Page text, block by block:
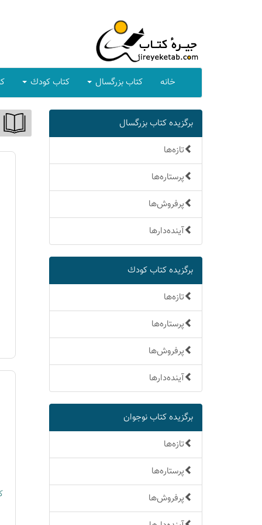
خانه كتاب بزرگسال كتاب كودك
برگزیده كتاب بزرگسال
تازه‌ها
پرستاره‌ها
پرفروش‌ها
آینده‌دارها
برگزیده كتاب كودك
تازه‌ها
پرستاره‌ها
پرفروش‌ها
آینده‌دارها
برگزیده كتاب نوجوان
تازه‌ها
پرستاره‌ها
پرفروش‌ها